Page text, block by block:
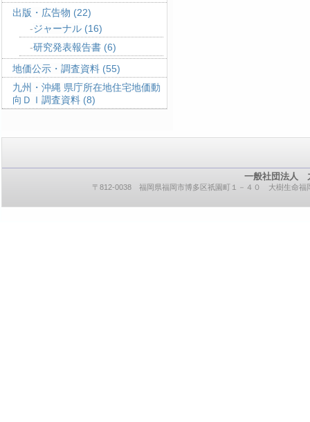
出版・広告物 (22)
ジャーナル (16)
研究発表報告書 (6)
地価公示・調査資料 (55)
九州・沖縄 県庁所在地住宅地価動
向ＤＩ調査資料 (8)
一般社団法人
〒812-0038 福岡県福岡市博多区祇園町１－４０ 大樹生命